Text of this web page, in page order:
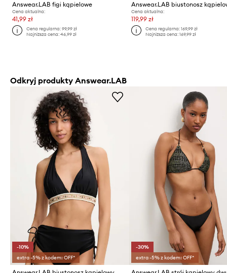
Answear.LAB figi kąpielowe
Cena aktualna:
41,99 zł
Cena regularna:99,99 zł
Najniższa cena:46,99 zł
Cena aktualna:
119,99 zł
Cena regularna: 169,99 zł
Najniższa cena: 169,99 zł
Odkryj produkty Answear.LAB
-10%
extra -5% z kodem: OFF*
-30%
extra -5% z kodem: OFF*